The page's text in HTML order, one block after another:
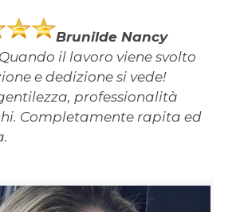
Brunilde Nancy
il lavoro viene svolto
e dedizione si vede!
professionalità
Completamente rapita ed